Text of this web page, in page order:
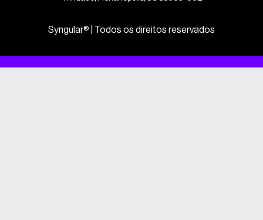
Syngular® | Todos os direitos reservados